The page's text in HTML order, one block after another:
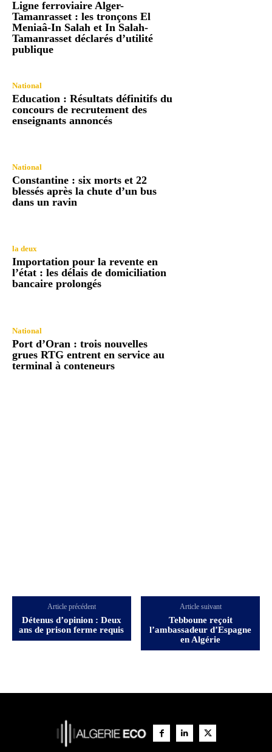
Ligne ferroviaire Alger-
Tamanrasset : les tronçons El
Meniaâ-In Salah et In Salah-
Tamanrasset déclarés d’utilité
publique
National
Education : Résultats définitifs du
concours de recrutement des
enseignants annoncés
National
Constantine : six morts et 22
blessés après la chute d’un bus
dans un ravin
la deux
Importation pour la revente en
l’état : les délais de domiciliation
bancaire prolongés
National
Port d’Oran : trois nouvelles
grues RTG entrent en service au
terminal à conteneurs
Article précédent
Détenus d’opinion : Deux
ans de prison ferme requis
Article suivant
Tebboune reçoit
l’ambassadeur d’Espagne
en Algérie